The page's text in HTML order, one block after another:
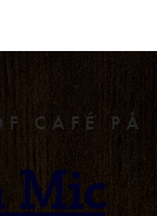
CAFÉ PÅ
Mic